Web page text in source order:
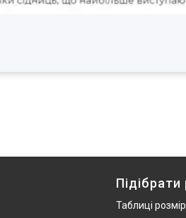
Підібрати
Таблиці